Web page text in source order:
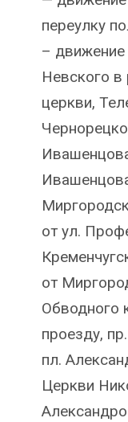
переулку
– движение
Невского в
церкви,
от ул.
от
Обводного
проезду,
пл.
Церкви